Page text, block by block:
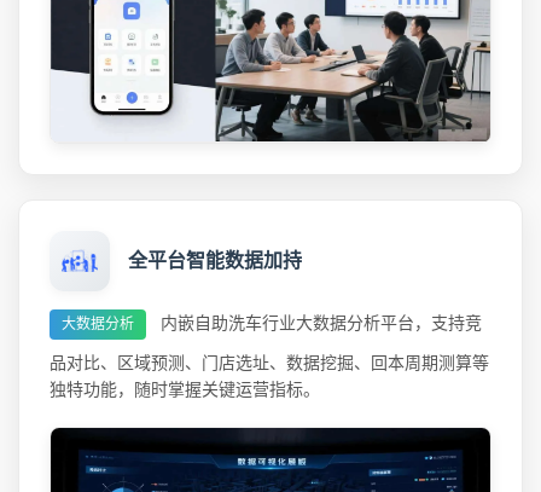
全平台智能数据加持
大数据分析 内嵌自助洗车行业大数据分析平台，支持竞
品对比、区域预测、门店选址、数据挖掘、回本周期测算等
独特功能，随时掌握关键运营指标。